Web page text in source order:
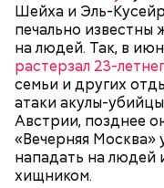
Шейха и Эль-
печально известны
на людей. Так, в
растерзал 23-
семьи и других
атаки акулы-убийцы
Австрии, позднее
«Вечерняя Москва»
нападать на людей
хищником.
собеседник «ВМ».
БЕЗОПАСНОСТЬ
Собеседник
несколько лет
не приходилось, но